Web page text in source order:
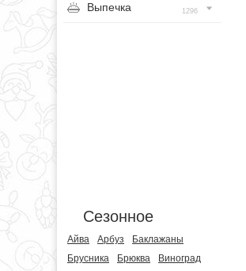
Выпечка 1296
Сезонное
Айва Арбуз
Баклажаны
Брусника
Брюква
Виноград